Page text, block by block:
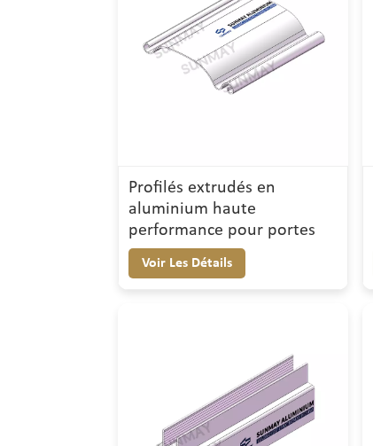
Profilés extrudés en
aluminium haute
performance pour portes
Voir Les Détails